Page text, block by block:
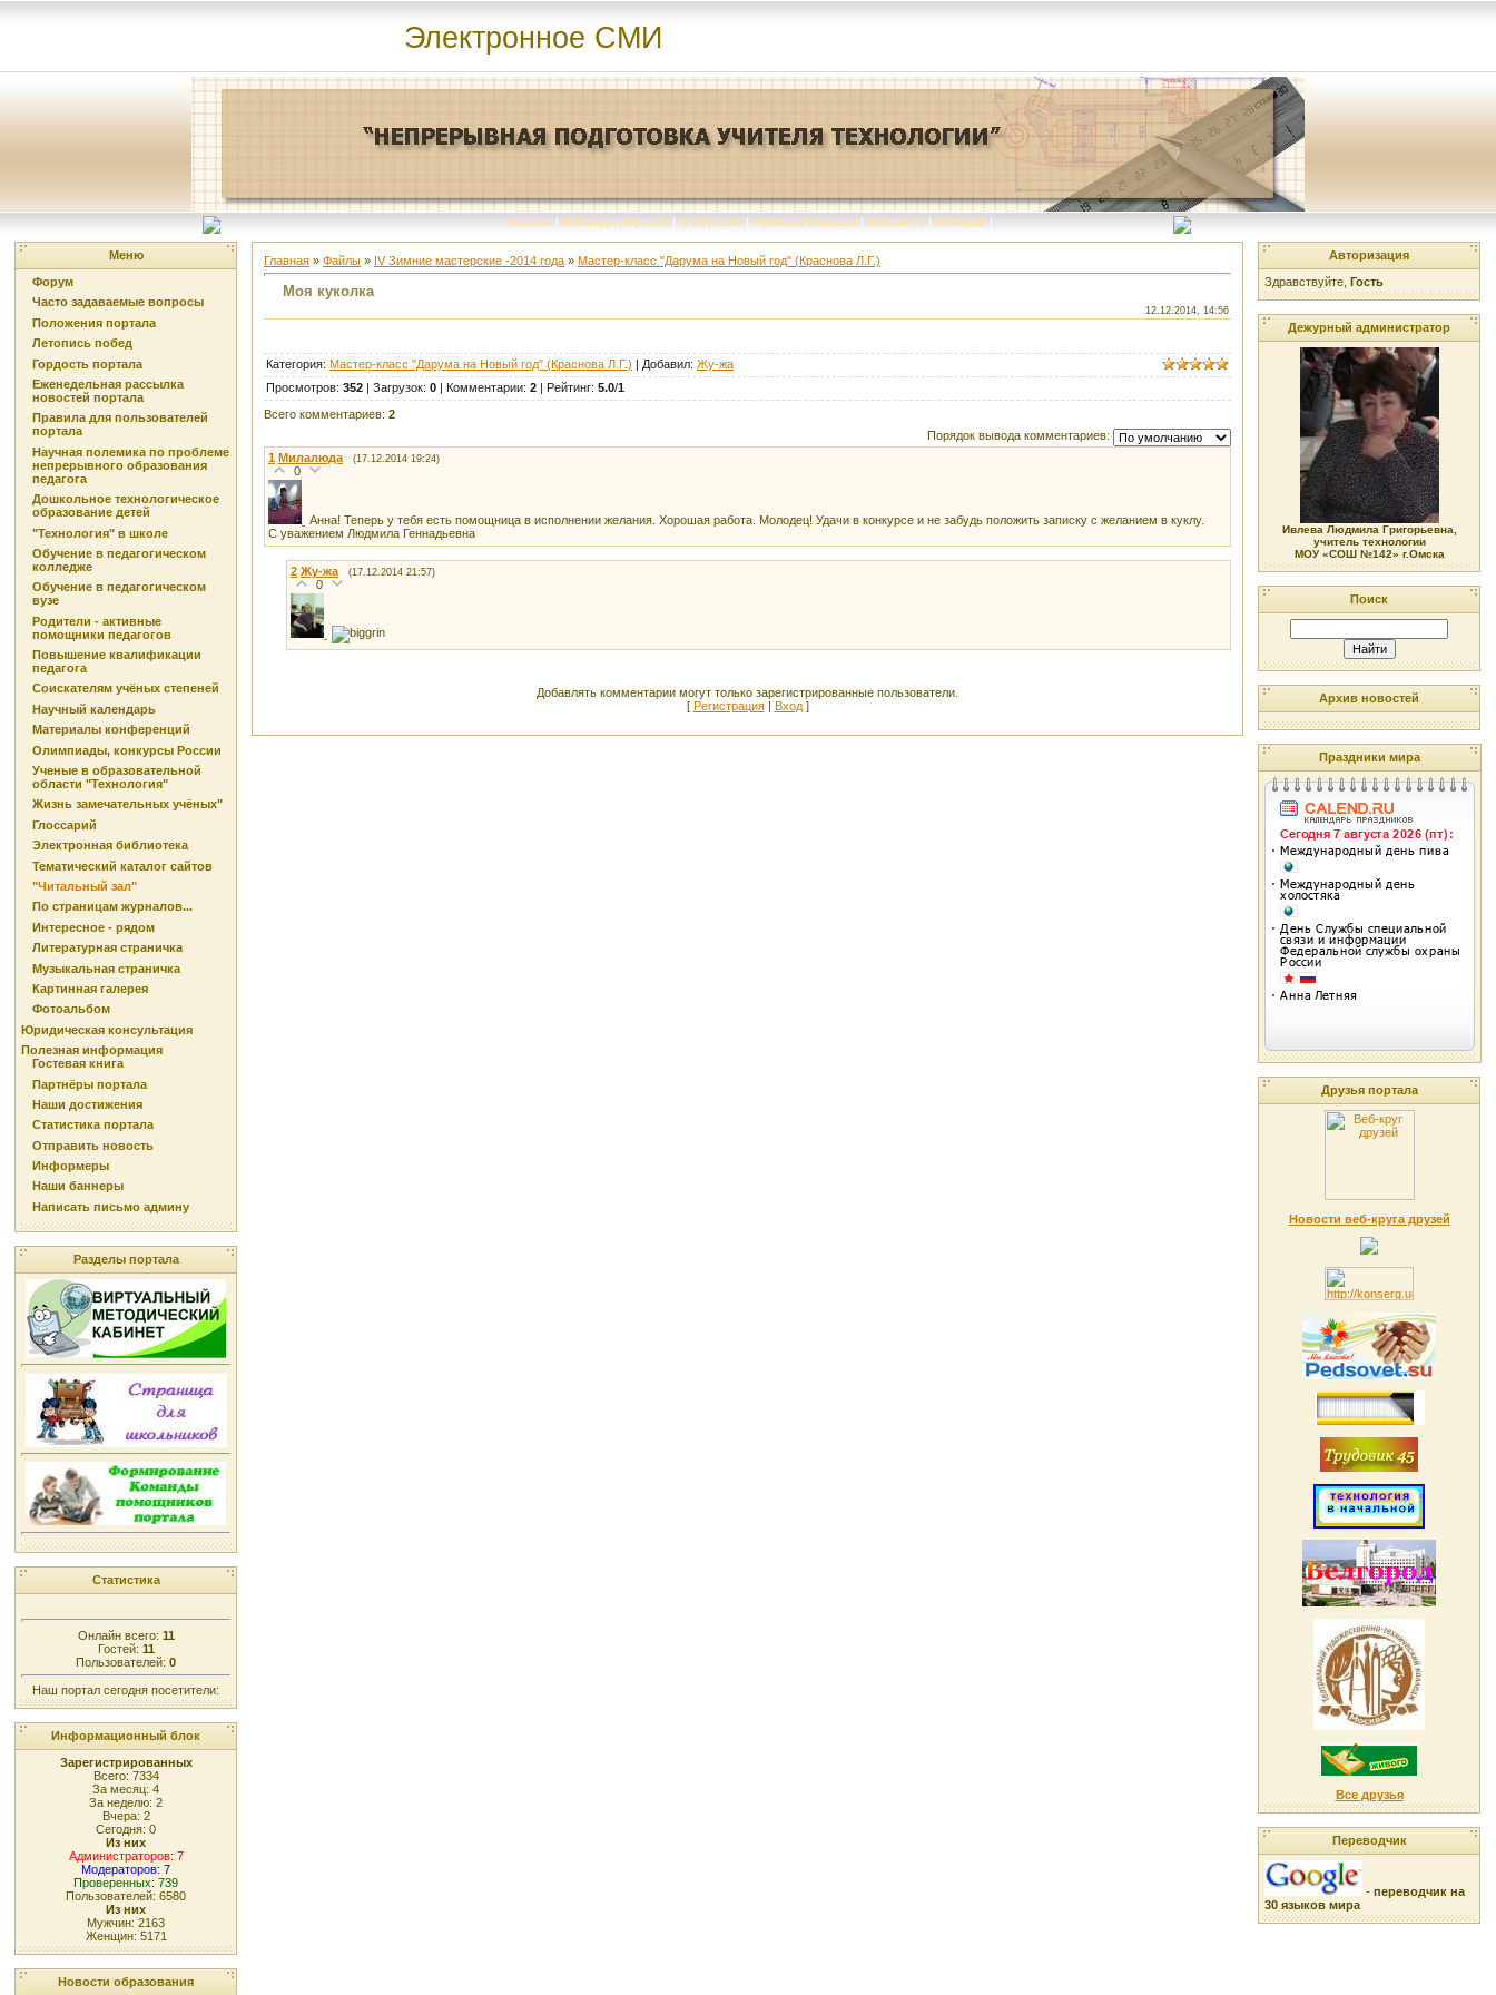
Электронное СМИ
Главная | Команда портала | О портале | Реклама портала | Контакты | Помощь |
Меню
Форум
Часто задаваемые вопросы
Положения портала
Летопись побед
Гордость портала
Еженедельная рассылка
новостей портала
Правила для пользователей
портала
Научная полемика по проблеме
непрерывного образования
педагога
Дошкольное технологическое
образование детей
"Технология" в школе
Обучение в педагогическом
колледже
Обучение в педагогическом
вузе
Родители - активные
помощники педагогов
Повышение квалификации
педагога
Соискателям учёных степеней
Научный календарь
Материалы конференций
Олимпиады, конкурсы России
Ученые в образовательной
области "Технология"
Жизнь замечательных учёных"
Глоссарий
Электронная библиотека
Тематический каталог сайтов
"Читальный зал"
По страницам журналов...
Интересное - рядом
Литературная страничка
Музыкальная страничка
Картинная галерея
Фотоальбом
Юридическая консультация
Полезная информация
Гостевая книга
Партнёры портала
Наши достижения
Статистика портала
Отправить новость
Информеры
Наши баннеры
Написать письмо админу
Разделы портала
Статистика
Онлайн всего: 11
Гостей: 11
Пользователей: 0
Наш портал сегодня посетители:
Информационный блок
Зарегистрированных
Всего: 7334
За месяц: 4
За неделю: 2
Вчера: 2
Сегодня: 0
Из них
Администраторов: 7
Модераторов: 7
Проверенных: 739
Пользователей: 6580
Из них
Мужчин: 2163
Женщин: 5171
Новости образования
Главная » Файлы » IV Зимние мастерские -2014 года » Мастер-класс "Дарума на Новый год" (Краснова Л.Г.)
Моя куколка
12.12.2014, 14:56
Категория: Мастер-класс "Дарума на Новый год" (Краснова Л.Г.) | Добавил: Жу-жа
Просмотров: 352 | Загрузок: 0 | Комментарии: 2 | Рейтинг: 5.0/1
Всего комментариев: 2
Порядок вывода комментариев:
1 Милалюда (17.12.2014 19:24)
0
Анна! Теперь у тебя есть помощница в исполнении желания. Хорошая работа. Молодец! Удачи в конкурсе и не забудь положить записку с желанием в куклу.
С уважением Людмила Геннадьевна
2 Жу-жа (17.12.2014 21:57)
0
Добавлять комментарии могут только зарегистрированные пользователи.
[ Регистрация| Вход]
Авторизация
Здравствуйте, Гость
Дежурный администратор
Ивлева Людмила Григорьевна,
учитель технологии
МОУ «СОШ №142» г.Омска
Поиск
Архив новостей
Праздники мира
Друзья портала
Новости веб-круга друзей
Все друзья
Переводчик
- переводчик на
30 языков мира